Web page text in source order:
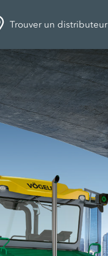
Trouver un distributeur